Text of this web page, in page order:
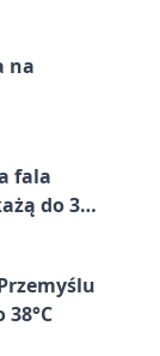
na
fala
do 36